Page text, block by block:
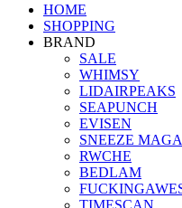
HOME
SHOPPING
BRAND
SALE
WHIMSY
LIDAIRPEAKS
SEAPUNCH
EVISEN
SNEEZE
RWCHE
BEDLAM
TIMESCAN